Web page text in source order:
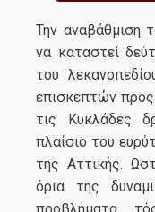
Την αναβάθμιση
να καταστεί
του
επισκεπτών προς
τις Κυκλάδες
πλαίσιο του
της Αττικής.
όρια της